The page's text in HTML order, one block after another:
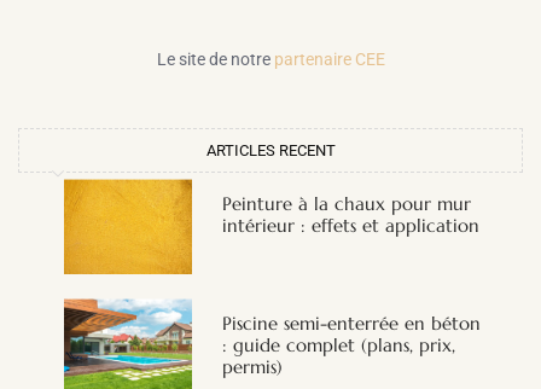
Le site de notre partenaire CEE
ARTICLES RECENT
Peinture à la chaux pour mur
intérieur : effets et application
Piscine semi-enterrée en béton
: guide complet (plans, prix,
permis)